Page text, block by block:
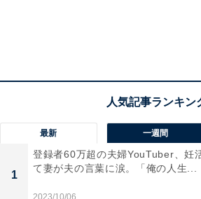
最新 一週間
1
登録者60万超の夫婦YouTuber、妊
て妻が夫の言葉に涙。「俺の人生...